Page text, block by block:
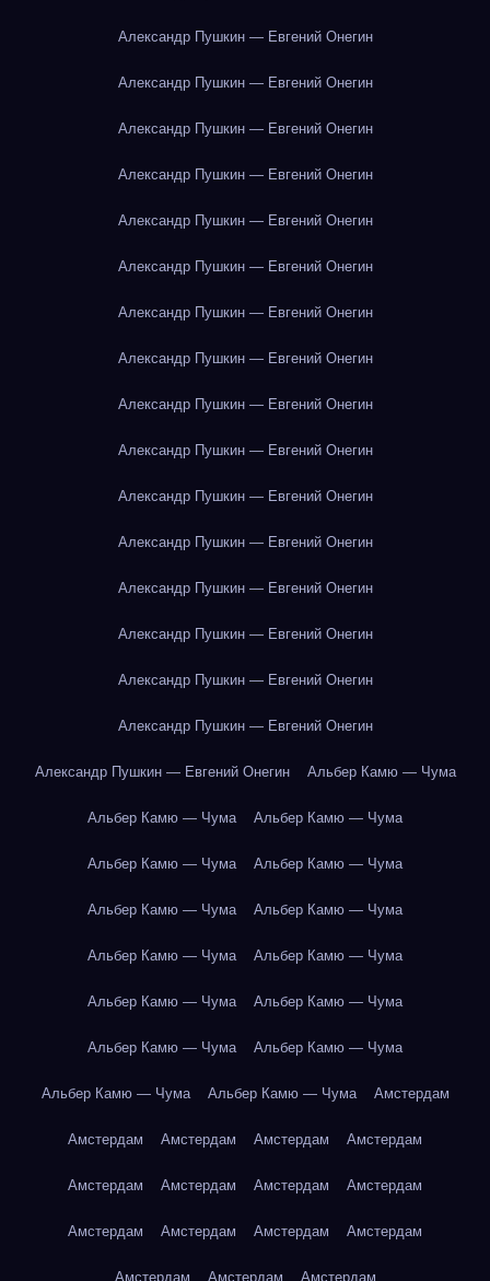
Александр Пушкин — Евгений Онегин
Александр Пушкин — Евгений Онегин
Александр Пушкин — Евгений Онегин
Александр Пушкин — Евгений Онегин
Александр Пушкин — Евгений Онегин
Александр Пушкин — Евгений Онегин
Александр Пушкин — Евгений Онегин
Александр Пушкин — Евгений Онегин
Александр Пушкин — Евгений Онегин
Александр Пушкин — Евгений Онегин
Александр Пушкин — Евгений Онегин
Александр Пушкин — Евгений Онегин
Александр Пушкин — Евгений Онегин
Александр Пушкин — Евгений Онегин
Александр Пушкин — Евгений Онегин
Александр Пушкин — Евгений Онегин
Александр Пушкин — Евгений Онегин Альбер Камю — Чума
Альбер Камю — Чума Альбер Камю — Чума
Альбер Камю — Чума Альбер Камю — Чума
Альбер Камю — Чума Альбер Камю — Чума
Альбер Камю — Чума Альбер Камю — Чума
Альбер Камю — Чума Альбер Камю — Чума
Альбер Камю — Чума Альбер Камю — Чума
Альбер Камю — Чума Альбер Камю — Чума Амстердам
Амстердам Амстердам Амстердам Амстердам
Амстердам Амстердам Амстердам Амстердам
Амстердам Амстердам Амстердам Амстердам
Амстердам Амстердам Амстердам